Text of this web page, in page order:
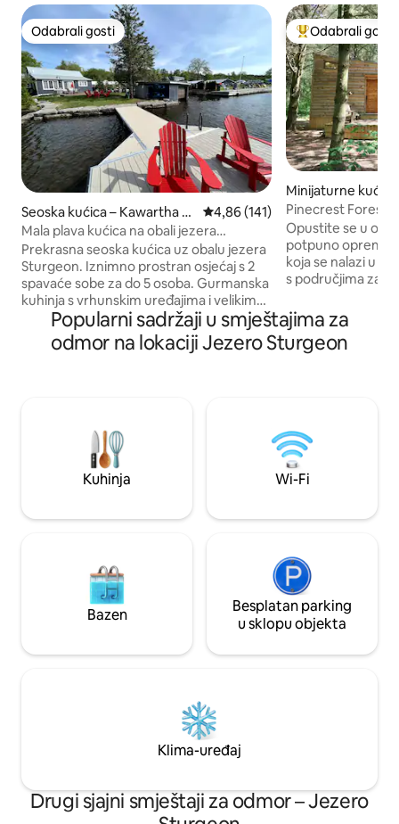
Odabrali gosti
Odabrali gosti
Seoska kućica – Kawartha La
kes
Prosječna ocjena: 4,86/5,
4,86 (141)
Mala plava kućica na obali jezera
Sturgeon!!
Prekrasna seoska kućica uz obalu jezera
Sturgeon. Iznimno prostran osjećaj s 2
spavaće sobe za do 5 osoba. Gurmanska
kuhinja s vrhunskim uređajima i velikim
stolom za blagovanje za 6 osoba.
Opustite se i roštiljajte na udobnoj terasi
s prekrasnim pogledom na jezero i
vremenskim uvjetima, to može biti i
ranije. Također, gradska uprava
Kawartha Lakes ima zabranu LOMAČE
tijekom travnja svake godine. Stoga vas
Među najviše
Odabrali gosti
Minijaturne kuće
Pinecrest Forest
Opustite se u
potpuno
koja se nalazi u
s područjima
drugima ili
samim sobom
drvećem i
Millbrook do kojih
objekta. Ljubitelji
plaže, rijeke i
Popularni sadržaji u smještajima za
odmor na lokaciji Jezero Sturgeon
Kuhinja Wi-Fi
Bazen
Besplatan parking
u sklopu objekta
Klima-uređaj
Drugi sjajni smještaji za odmor – Jezero